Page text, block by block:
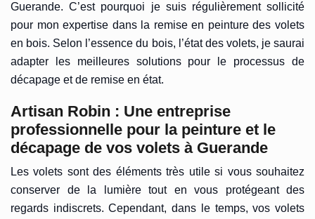
Guerande. C’est pourquoi je suis régulièrement sollicité
pour mon expertise dans la remise en peinture des volets
en bois. Selon l’essence du bois, l’état des volets, je saurai
adapter les meilleures solutions pour le processus de
décapage et de remise en état.
Artisan Robin : Une entreprise
professionnelle pour la peinture et le
décapage de vos volets à Guerande
Les volets sont des éléments très utile si vous souhaitez
conserver de la lumière tout en vous protégeant des
regards indiscrets. Cependant, dans le temps, vos volets